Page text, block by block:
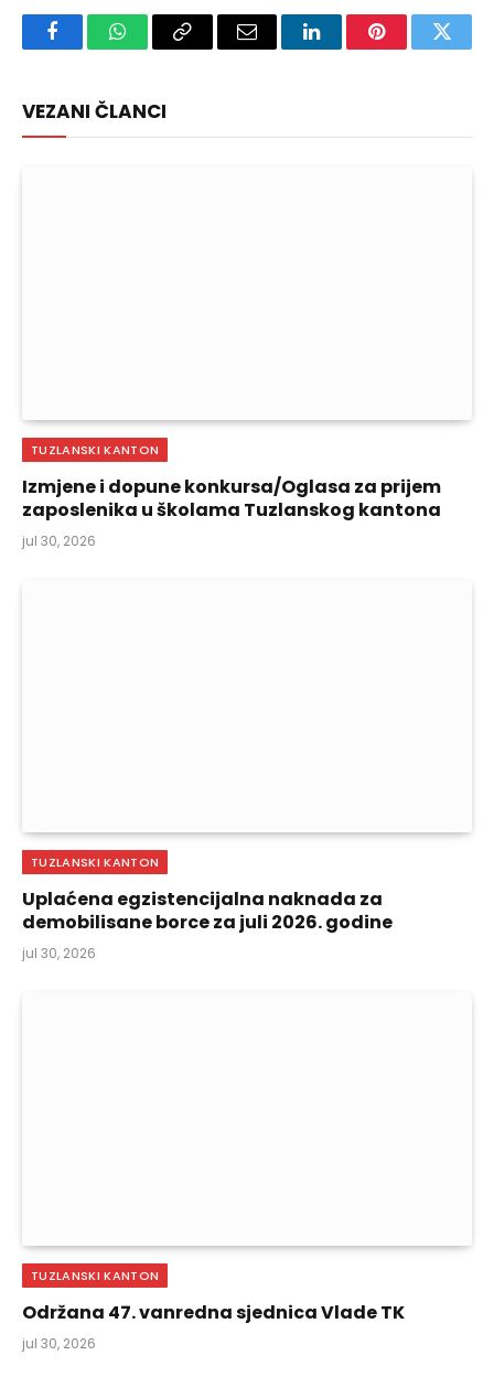
FacebookWhatsAppCopy
Email LinkedInPinterest
VEZANI ČLANCI
TUZLANSKI KANTON
Izmjene i dopune konkursa/Oglasa za prijem
zaposlenika u školama Tuzlanskog kantona
jul 30, 2026
TUZLANSKI KANTON
Uplaćena egzistencijalna naknada za
demobilisane borce za juli 2026. godine
jul 30, 2026
TUZLANSKI KANTON
Održana 47. vanredna sjednica Vlade TK
jul 30, 2026